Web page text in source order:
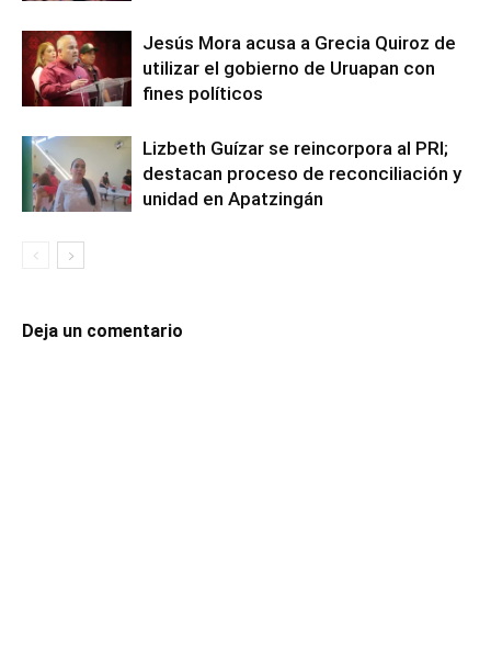
Jesús Mora acusa a Grecia Quiroz de
utilizar el gobierno de Uruapan con
fines políticos
Lizbeth Guízar se reincorpora al PRI;
destacan proceso de reconciliación y
unidad en Apatzingán
Deja un comentario